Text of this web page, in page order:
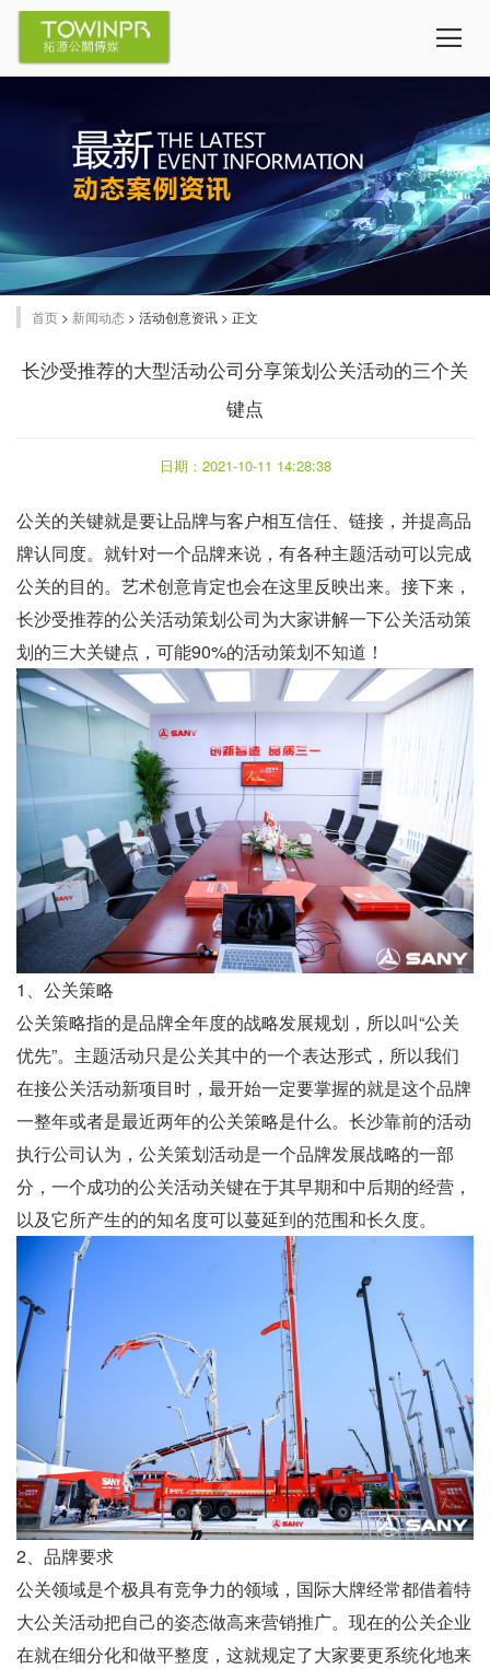
首页 > 新闻动态 > 活动创意资讯 > 正文
长沙受推荐的大型活动公司分享策划公关活动的三个关
键点
日期：2021-10-11 14:28:38
公关的关键就是要让品牌与客户相互信任、链接，并提高品
牌认同度。就针对一个品牌来说，有各种主题活动可以完成
公关的目的。艺术创意肯定也会在这里反映出来。接下来，
长沙受推荐的公关活动策划公司为大家讲解一下公关活动策
划的三大关键点，可能90%的活动策划不知道！
1、公关策略
公关策略指的是品牌全年度的战略发展规划，所以叫“公关
优先”。主题活动只是公关其中的一个表达形式，所以我们
在接公关活动新项目时，最开始一定要掌握的就是这个品牌
一整年或者是最近两年的公关策略是什么。长沙靠前的活动
执行公司认为，公关策划活动是一个品牌发展战略的一部
分，一个成功的公关活动关键在于其早期和中后期的经营，
以及它所产生的的知名度可以蔓延到的范围和长久度。
2、品牌要求
公关领域是个极具有竞争力的领域，国际大牌经常都借着特
大公关活动把自己的姿态做高来营销推广。现在的公关企业
在就在细分化和做平整度，这就规定了大家要更系统化地来